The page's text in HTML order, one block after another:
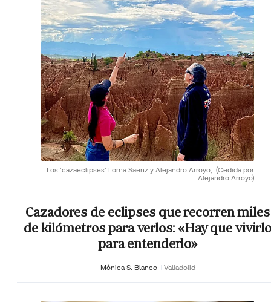
Los 'cazaeclipses' Lorna Saenz y Alejandro Arroyo,. (Cedida por
Alejandro Arroyo)
Cazadores de eclipses que recorren miles
de kilómetros para verlos: «Hay que
para entenderlo»
Mónica S. Blanco Valladolid